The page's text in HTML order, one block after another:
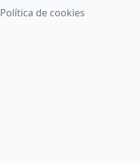
Política de cookies